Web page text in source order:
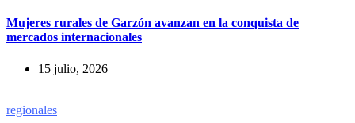
Mujeres rurales de Garzón avanzan en la conquista de
mercados internacionales
15 julio, 2026
regionales